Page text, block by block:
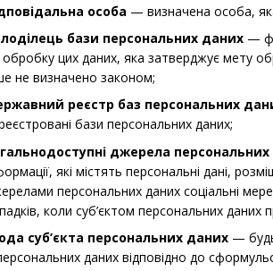
особа — визначена особа,
бази персональних даних —
цих даних, яка затверджує мету
не визначено законом;
реєстр баз персональних
бази персональних даних;
джерела
які містять персональні дані,
персональних даних соціальні
коли суб’єктом персональних
суб’єкта персональних даних —
даних відповідно до